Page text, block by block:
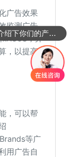
广告效果
监测广告
ACoS，并
，以提高
，可以帮
等广
用广告自
可以介绍下你们的产品么
们是怎么收费的呢